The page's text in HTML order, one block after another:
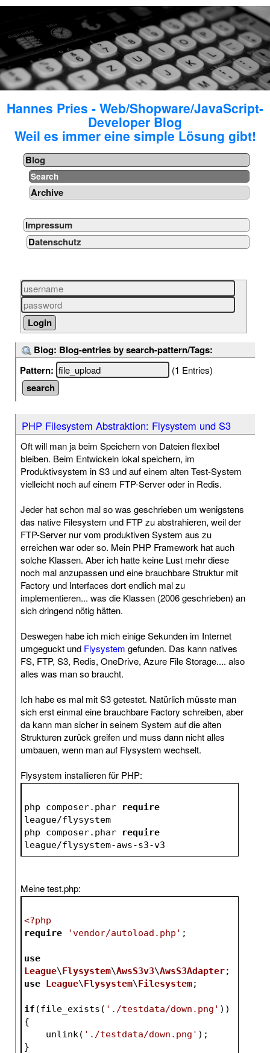
Hannes Pries - Web/Shopware/JavaScript-
Developer Blog
Weil es immer eine simple Lösung gibt!
Blog
Search
Archive
Impressum
Datenschutz
Blog: Blog-entries by search-pattern/Tags:
Pattern:
(1 Entries)
PHP Filesystem Abstraktion: Flysystem und S3
Oft will man ja beim Speichern von Dateien flexibel
bleiben. Beim Entwickeln lokal speichern, im
Produktivsystem in S3 und auf einem alten Test-System
vielleicht noch auf einem FTP-Server oder in Redis.
Jeder hat schon mal so was geschrieben um wenigstens
das native Filesystem und FTP zu abstrahieren, weil der
FTP-Server nur vom produktiven System aus zu
erreichen war oder so. Mein PHP Framework hat auch
solche Klassen. Aber ich hatte keine Lust mehr diese
noch mal anzupassen und eine brauchbare Struktur mit
Factory und Interfaces dort endlich mal zu
implementieren... was die Klassen (2006 geschrieben) an
sich dringend nötig hätten.
Deswegen habe ich mich einige Sekunden im Internet
umgeguckt und Flysystem gefunden. Das kann natives
FS, FTP, S3, Redis, OneDrive, Azure File Storage.... also
alles was man so braucht.
Ich habe es mal mit S3 getestet. Natürlich müsste man
sich erst einmal eine brauchbare Factory schreiben, aber
da kann man sicher in seinem System auf die alten
Strukturen zurück greifen und muss dann nicht alles
umbauen, wenn man auf Flysystem wechselt.
Flysystem installieren für PHP:
php composer.phar
require
league/flysystem
php composer.phar
require
league/flysystem-aws-s3-v3
Meine test.php:
<?php
require
'vendor/autoload.php' ;
use
League\Flysystem\AwsS3v3\AwsS3Adapter;
use League\Flysystem\Filesystem;
if (file_exists( './testdata/down.png' ))
{
    unlink(
'./testdata/down.png' );
}